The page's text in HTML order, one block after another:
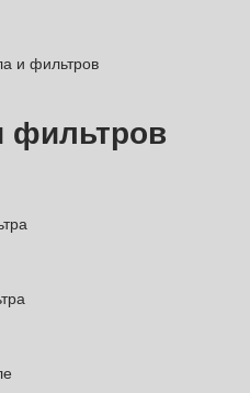
и фильтров
фильтров